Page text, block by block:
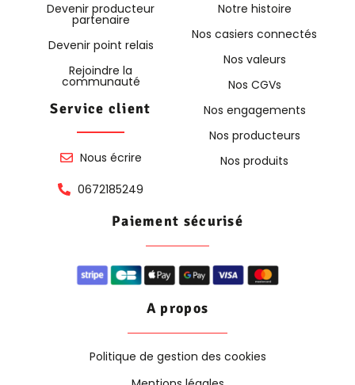
Devenir producteur
partenaire
Devenir point relais
Rejoindre la
communauté
Service client
Nous écrire
0672185249
Notre histoire
Nos casiers connectés
Nos valeurs
Nos CGVs
Nos engagements
Nos producteurs
Nos produits
Paiement sécurisé
A propos
Politique de gestion des cookies